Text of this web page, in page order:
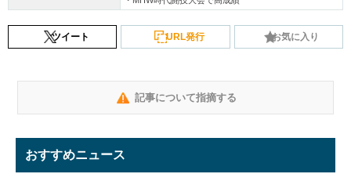
ツイート URL発行 お気に入り
記事について指摘する
おすすめニュース